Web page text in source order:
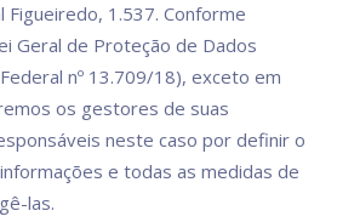
Figueiredo, 1.537. Conforme
Geral de Proteção de Dados
nº 13.709/18), exceto em
os gestores de suas
neste caso por definir o
e todas as medidas de
las.